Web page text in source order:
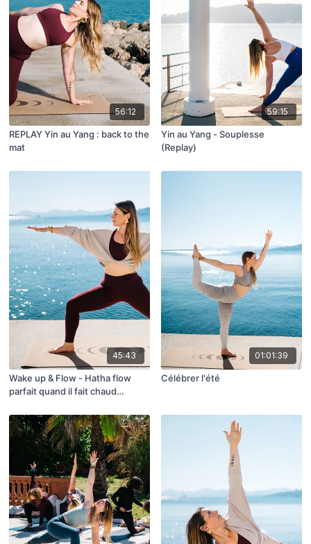
56:12
REPLAY Yin au Yang : back to the
mat
59:15
Yin au Yang - Souplesse
(Replay)
45:43
Wake up & Flow - Hatha flow
parfait quand il fait chaud
01:01:39
Célébrer l'été